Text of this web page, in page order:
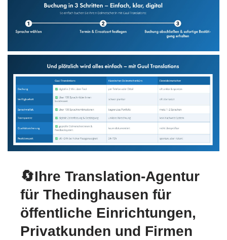
🔄Ihre Translation-Agentur
für Thedinghausen für
öffentliche Einrichtungen,
Privatkunden und Firmen